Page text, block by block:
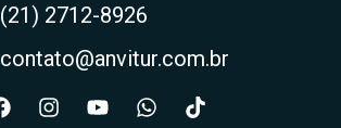
(21) 2712-8926
contato@anvitur.com.br